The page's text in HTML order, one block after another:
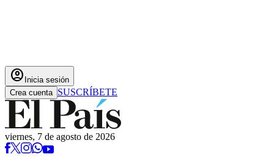
account_circle Inicia sesión
Crea cuenta SUSCRÍBETE
viernes, 7 de agosto de 2026